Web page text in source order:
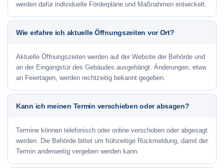
werden dafür individuelle Förderpläne und Maßnahmen entwickelt.
Wie erfahre ich aktuelle Öffnungszeiten vor Ort?
Aktuelle Öffnungszeiten werden auf der Website der Behörde und
an der Eingangstür des Gebäudes ausgehängt. Änderungen, etwa
an Feiertagen, werden rechtzeitig bekannt gegeben.
Kann ich meinen Termin verschieben oder absagen?
Termine können telefonisch oder online verschoben oder abgesagt
werden. Die Behörde bittet um frühzeitige Rückmeldung, damit der
Termin anderweitig vergeben werden kann.